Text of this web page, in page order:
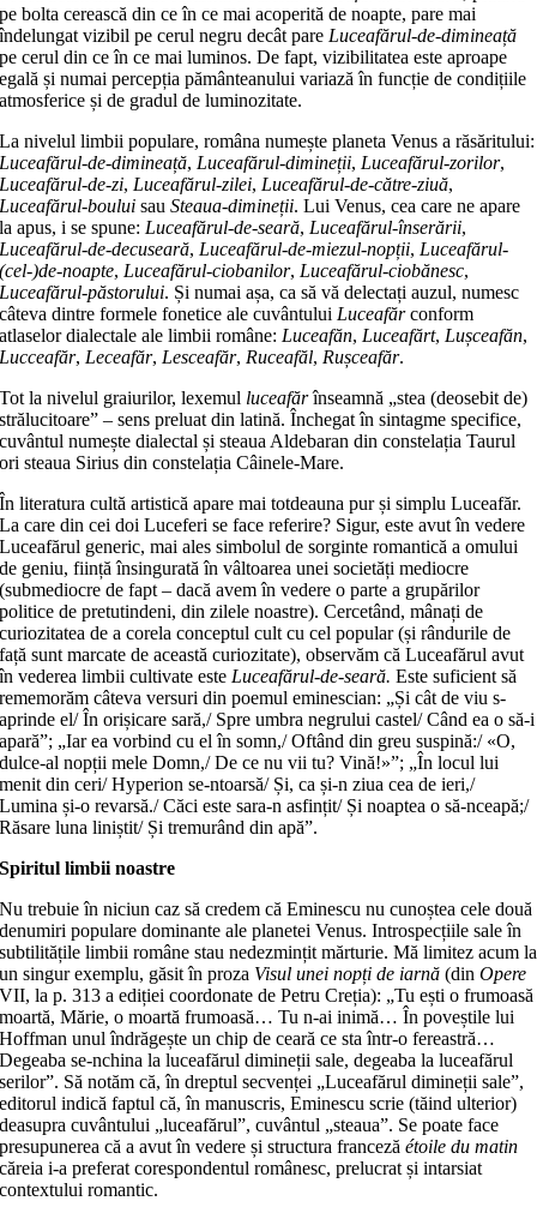
pe bolta cerească din ce în ce mai acoperită de noapte, pare mai
îndelungat vizibil pe cerul negru decât pareLuceafărul-de-dimineață
pe cerul din ce în ce mai luminos. De fapt, vizibilitatea este aproape
egală și numai percepția pământeanului variază în funcție de condițiile
atmosferice și de gradul de luminozitate.
La nivelul limbii populare, româna numește planeta Venus a răsăritului:
Luceafărul-de-dimineață,Luceafărul-dimineții,Luceafărul-zorilor,
Luceafărul-de-zi,Luceafărul-zilei,Luceafărul-de-către-ziuă,
Luceafărul-boului sauSteaua-dimineții. Lui Venus, cea care ne apare
la apus, i se spune:Luceafărul-de-seară,Luceafărul-înserării,
Luceafărul-de-decuseară,Luceafărul-de-miezul-nopții,Luceafărul-
(cel-)de-noapte,Luceafărul-ciobanilor,Luceafărul-ciobănesc,
Luceafărul-păstorului. Și numai așa, ca să vă delectați auzul, numesc
câteva dintre formele fonetice ale cuvântuluiLuceafărconform
atlaselor dialectale ale limbii române:Luceafăn,Luceafărt,Lușceafăn,
Lucceafăr,Leceafăr,Lesceafăr,Ruceafăl,Rușceafăr.
Tot la nivelul graiurilor, lexemul luceafărînseamnă „stea (deosebit de)
strălucitoare” – sens preluat din latină. Închegat în sintagme specifice,
cuvântul numește dialectal și steaua Aldebaran din constelația Taurul
ori steaua Sirius din constelația Câinele-Mare.
În literatura cultă artistică apare mai totdeauna pur și simplu Luceafăr.
La care din cei doi Luceferi se face referire? Sigur, este avut în vedere
Luceafărul generic, mai ales simbolul de sorginte romantică a omului
de geniu, ființă însingurată în vâltoarea unei societăți mediocre
(submediocre de fapt – dacă avem în vedere o parte a grupărilor
politice de pretutindeni, din zilele noastre). Cercetând, mânați de
curiozitatea de a corela conceptul cult cu cel popular (și rândurile de
față sunt marcate de această curiozitate), observăm că Luceafărul avut
în vederea limbii cultivate esteLuceafărul-de-seară. Este suficient să
rememorăm câteva versuri din poemul eminescian: „Și cât de viu s-
aprinde el/ În orișicare sară,/ Spre umbra negrului castel/ Când ea o să-i
apară”; „Iar ea vorbind cu el în somn,/ Oftând din greu suspină:/ «O,
dulce-al nopții mele Domn,/ De ce nu vii tu? Vină!»”; „În locul lui
menit din ceri/ Hyperion se-ntoarsă/ Și, ca și-n ziua cea de ieri,/
Lumina și-o revarsă./ Căci este sara-n asfințit/ Și noaptea o să-nceapă;/
Răsare luna liniștit/ Și tremurând din apă”.
Spiritul limbii noastre
Nu trebuie în niciun caz să credem că Eminescu nu cunoștea cele două
denumiri populare dominante ale planetei Venus. Introspecțiile sale în
subtilitățile limbii române stau nedezmințit mărturie. Mă limitez acum la
un singur exemplu, găsit în proza Visul unei nopți de iarnă (dinOpere
VII, la p. 313 a ediției coordonate de Petru Creția): „Tu ești o frumoasă
moartă, Mărie, o moartă frumoasă… Tu n-ai inimă… În poveștile lui
Hoffman unul îndrăgește un chip de ceară ce sta într-o fereastră…
Degeaba se-nchina la luceafărul dimineții sale, degeaba la luceafărul
serilor”. Să notăm că, în dreptul secvenței „Luceafărul dimineții sale”,
editorul indică faptul că, în manuscris, Eminescu scrie (tăind ulterior)
deasupra cuvântului „luceafărul”, cuvântul „steaua”. Se poate face
presupunerea că a avut în vedere și structura francezăétoile du matin
căreia i-a preferat corespondentul românesc, prelucrat și intarsiat
contextului romantic.